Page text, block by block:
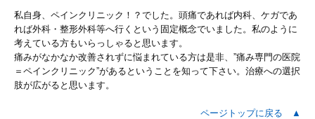
私自身、ペインクリニック！？でした。頭痛であれば内科、ケガであ
れば外科・整形外科等へ行くという固定概念でいました。私のように
考えている方もいらっしゃると思います。
痛みがなかなか改善されずに悩まれている方は是非、”痛み専門の医院
＝ペインクリニック”があるということを知って下さい。治療への選択
肢が広がると思います。
ページトップに戻る ▲